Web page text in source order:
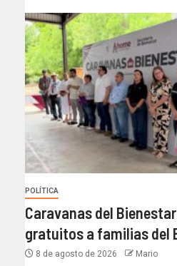
POLÍTICA
Caravanas del
gratuitos a familias del
8 de agosto de 2026 Mario